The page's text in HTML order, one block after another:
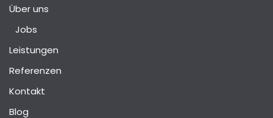
Über uns
Jobs
Leistungen
Referenzen
Kontakt
Blog